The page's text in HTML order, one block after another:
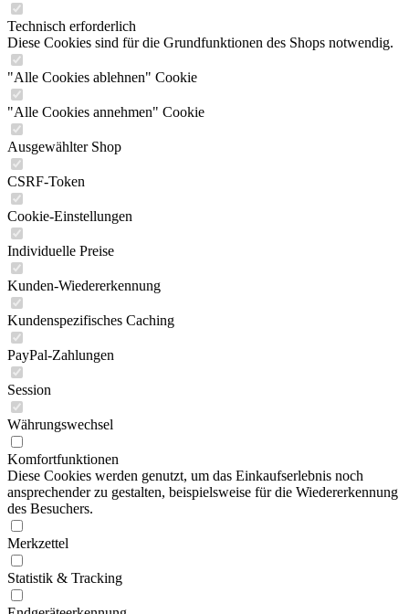
Technisch erforderlich
Diese Cookies sind für die Grundfunktionen des Shops notwendig.
"Alle Cookies ablehnen" Cookie
"Alle Cookies annehmen" Cookie
Ausgewählter Shop
CSRF-Token
Cookie-Einstellungen
Individuelle Preise
Kunden-Wiedererkennung
Kundenspezifisches Caching
PayPal-Zahlungen
Session
Währungswechsel
Komfortfunktionen
Diese Cookies werden genutzt, um das Einkaufserlebnis noch
ansprechender zu gestalten, beispielsweise für die Wiedererkennung
des Besuchers.
Merkzettel
Statistik & Tracking